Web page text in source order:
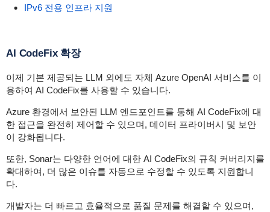
IPv6 전용 인프라 지원
AI CodeFix 확장
이제 기본 제공되는 LLM 외에도 자체 Azure OpenAI 서비스를 이
용하여 AI CodeFix를 사용할 수 있습니다.
Azure 환경에서 보안된 LLM 엔드포인트를 통해 AI CodeFix에 대
한 접근을 완전히 제어할 수 있으며, 데이터 프라이버시 및 보안
이 강화됩니다.
또한, Sonar는 다양한 언어에 대한 AI CodeFix의 규칙 커버리지를
확대하여, 더 많은 이슈를 자동으로 수정할 수 있도록 지원합니
다.
개발자는 더 빠르고 효율적으로 품질 문제를 해결할 수 있으며,